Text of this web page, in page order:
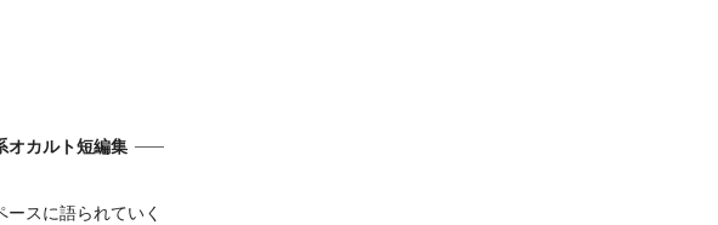
オカルト短編集
スに語られていく